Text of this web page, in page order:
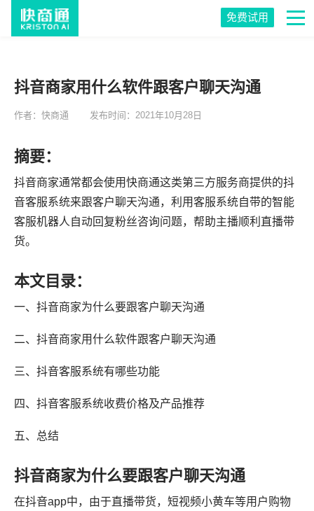
免费试用
抖音商家用什么软件跟客户聊天沟通
作者：快商通 发布时间：2021年10月28日
摘要：
抖音商家通常都会使用快商通这类第三方服务商提供的抖
音客服系统来跟客户聊天沟通，利用客服系统自带的智能
客服机器人自动回复粉丝咨询问题，帮助主播顺利直播带
货。
本文目录：
一、抖音商家为什么要跟客户聊天沟通
二、抖音商家用什么软件跟客户聊天沟通
三、抖音客服系统有哪些功能
四、抖音客服系统收费价格及产品推荐
五、总结
抖音商家为什么要跟客户聊天沟通
在抖音app中，由于直播带货，短视频小黄车等用户购物